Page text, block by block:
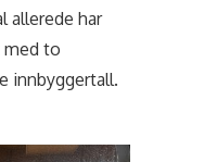
allerede har
med to
innbyggertall.